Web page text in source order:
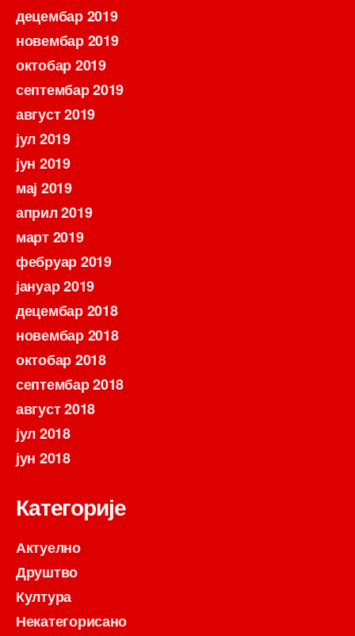
децембар 2019
новембар 2019
октобар 2019
септембар 2019
август 2019
јул 2019
јун 2019
мај 2019
април 2019
март 2019
фебруар 2019
јануар 2019
децембар 2018
новембар 2018
октобар 2018
септембар 2018
август 2018
јул 2018
јун 2018
Категорије
Актуелно
Друштво
Култура
Некатегорисано